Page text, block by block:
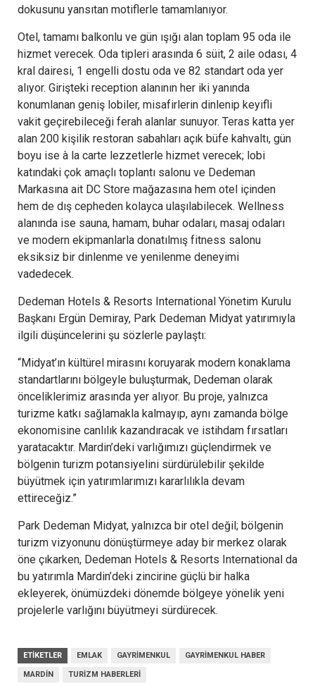
dokusunu yansıtan motiflerle tamamlanıyor.
Otel, tamamı balkonlu ve gün ışığı alan toplam 95 oda ile
hizmet verecek. Oda tipleri arasında 6 süit, 2 aile odası, 4
kral dairesi, 1 engelli dostu oda ve 82 standart oda yer
alıyor. Girişteki reception alanının her iki yanında
konumlanan geniş lobiler, misafirlerin dinlenip keyifli
vakit geçirebileceği ferah alanlar sunuyor. Teras katta yer
alan 200 kişilik restoran sabahları açık büfe kahvaltı, gün
boyu ise à la carte lezzetlerle hizmet verecek; lobi
katındaki çok amaçlı toplantı salonu ve Dedeman
Markasına ait DC Store mağazasına hem otel içinden
hem de dış cepheden kolayca ulaşılabilecek. Wellness
alanında ise sauna, hamam, buhar odaları, masaj odaları
ve modern ekipmanlarla donatılmış fitness salonu
eksiksiz bir dinlenme ve yenilenme deneyimi
vadedecek.
Dedeman Hotels & Resorts International Yönetim Kurulu
Başkanı Ergün Demiray, Park Dedeman Midyat yatırımıyla
ilgili düşüncelerini şu sözlerle paylaştı:
“Midyat’ın kültürel mirasını koruyarak modern konaklama
standartlarını bölgeyle buluşturmak, Dedeman olarak
önceliklerimiz arasında yer alıyor. Bu proje, yalnızca
turizme katkı sağlamakla kalmayıp, aynı zamanda bölge
ekonomisine canlılık kazandıracak ve istihdam fırsatları
yaratacaktır. Mardin’deki varlığımızı güçlendirmek ve
bölgenin turizm potansiyelini sürdürülebilir şekilde
büyütmek için yatırımlarımızı kararlılıkla devam
ettireceğiz.”
Park Dedeman Midyat, yalnızca bir otel değil; bölgenin
turizm vizyonunu dönüştürmeye aday bir merkez olarak
öne çıkarken, Dedeman Hotels & Resorts International da
bu yatırımla Mardin’deki zincirine güçlü bir halka
ekleyerek, önümüzdeki dönemde bölgeye yönelik yeni
projelerle varlığını büyütmeyi sürdürecek.
ETIKETLER EMLAK GAYRIMENKUL GAYRIMENKUL HABER
MARDIN TURIZM HABERLERI